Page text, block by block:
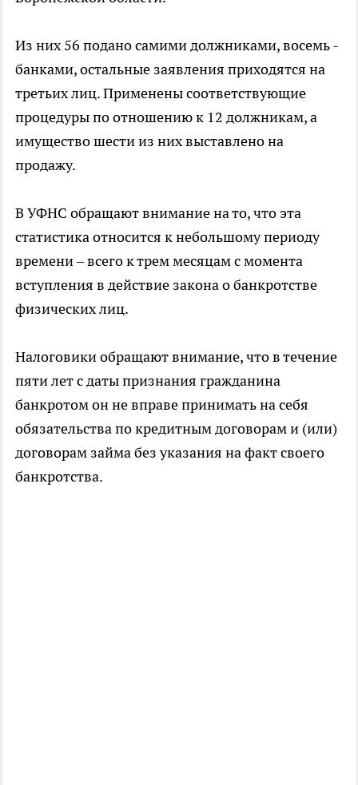
Из них 56 подано самими должниками, восемь -
банками, остальные заявления приходятся на
третьих лиц. Применены соответствующие
процедуры по отношению к 12 должникам, а
имущество шести из них выставлено на
продажу.
В УФНС обращают внимание на то, что эта
статистика относится к небольшому периоду
времени – всего к трем месяцам с момента
вступления в действие закона о банкротстве
физических лиц.
Налоговики обращают внимание, что в течение
пяти лет с даты признания гражданина
банкротом он не вправе принимать на себя
обязательства по кредитным договорам и (или)
договорам займа без указания на факт своего
банкротства.